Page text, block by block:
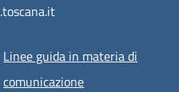
Linee guida in materia di
comunicazione